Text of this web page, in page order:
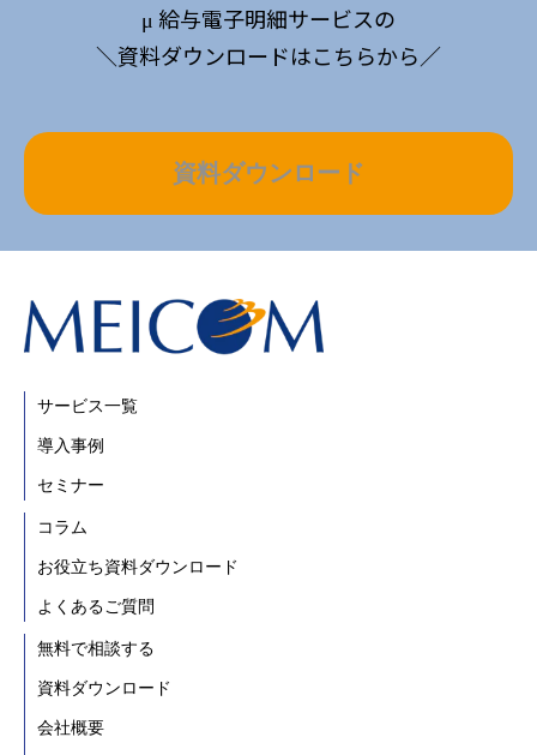
μ 給与電子明細サービスの
＼資料ダウンロードはこちらから／
資料ダウンロード
サービス一覧
導入事例
セミナー
コラム
お役立ち資料ダウンロード
よくあるご質問
無料で相談する
資料ダウンロード
会社概要